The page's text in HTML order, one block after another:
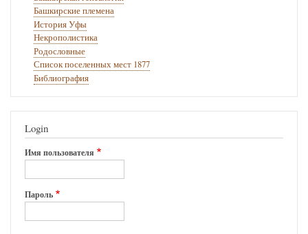
Башкирские племена
История Уфы
Некрополистика
Родословные
Список поселенных мест 1877
Библиография
Login
Имя пользователя
Пароль